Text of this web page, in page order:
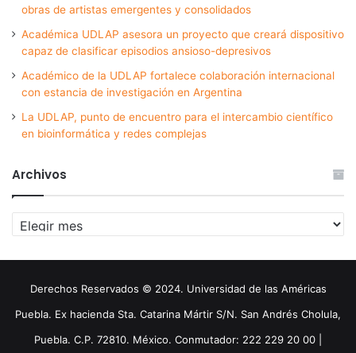
obras de artistas emergentes y consolidados
Académica UDLAP asesora un proyecto que creará dispositivo
capaz de clasificar episodios ansioso-depresivos
Académico de la UDLAP fortalece colaboración internacional
con estancia de investigación en Argentina
La UDLAP, punto de encuentro para el intercambio científico
en bioinformática y redes complejas
Archivos
Archivos
Derechos Reservados © 2024. Universidad de las Américas
Puebla. Ex hacienda Sta. Catarina Mártir S/N. San Andrés Cholula,
Puebla. C.P. 72810. México. Conmutador: 222 229 20 00 |